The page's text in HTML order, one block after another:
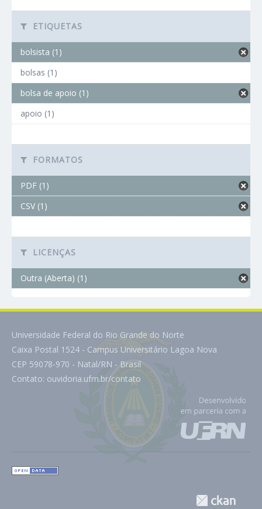
ETIQUETAS
bolsista (1)
bolsas (1)
bolsa de apoio (1)
apoio (1)
FORMATOS
PDF (1)
CSV (1)
LICENÇAS
Outra (Aberta) (1)
Universidade Federal do Rio Grande do Norte
Caixa Postal 1524 - Campus Universitário Lagoa Nova
CEP 59078-970 - Natal/RN - Brasil
Contato: ouvidoria.ufrn.br/contato